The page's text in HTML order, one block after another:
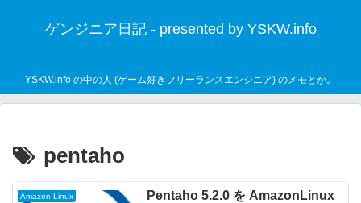
ゲンジニア日記 - presented by YSKW.info
YSKW.info の中の人 (ゲーム好きフリーランスエンジニア) のメモとか。
pentaho
Amazon Linux
Pentaho 5.2.0 を AmazonLinux